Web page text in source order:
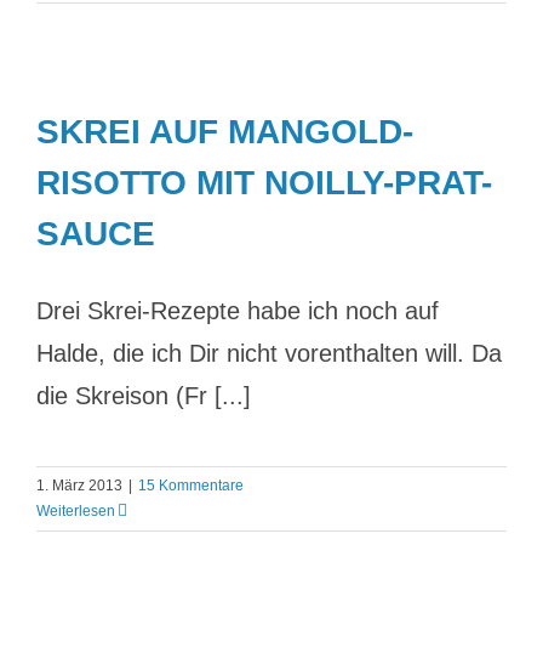
SKREI AUF MANGOLD-
RISOTTO MIT NOILLY-PRAT-
SAUCE
Drei Skrei-Rezepte habe ich noch auf
Halde, die ich Dir nicht vorenthalten will. Da
die Skreison (Fr [...]
1. März 2013
15 Kommentare
Weiterlesen